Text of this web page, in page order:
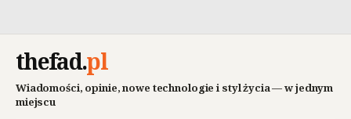
thefad.pl
Wiadomości, opinie, nowe technologie i styl życia — w jednym
miejscu